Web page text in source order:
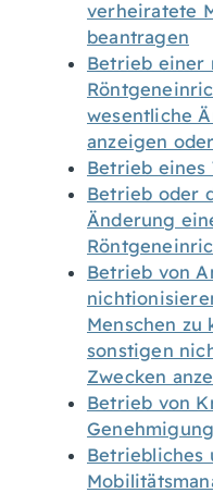
verheiratete
beantragen
Betrieb einer
wesentliche
anzeigen
Betrieb eines
Betrieb oder
Änderung
Betrieb von
Menschen zu
sonstigen
Zwecken
Betrieb von
Betriebliches